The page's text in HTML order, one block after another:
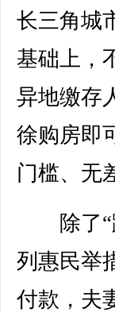
长三角城
基础上，
异地缴存
徐购房即
门槛、无
除了“
列惠民举
付款，夫